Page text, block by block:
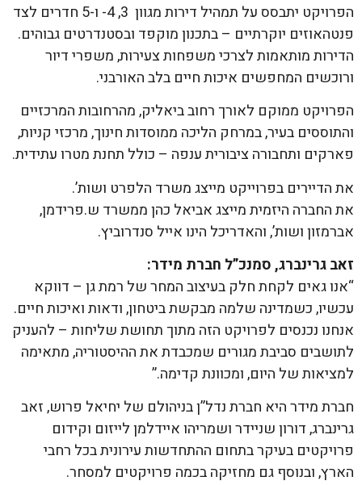
הפרויקט יתבסס על תמהיל דירות מגוון 3, 4- ו-5 חדרים לצד
פנטהאוזים יוקרתיים – בתכנון מוקפד ובסטנדרטים גבוהים.
הדירות מותאמות לצרכי משפחות צעירות, משפרי דיור
ורוכשים המחפשים איכות חיים בלב האורבני.
הפרויקט ממוקם לאורך רחוב ביאליק, מהרחובות המרכזיים
והתוססים בעיר, במרחק הליכה ממוסדות חינוך, מרכזי קניות,
פארקים ותחבורה ציבורית ענפה – כולל תחנת מטרו עתידית.
את הדיירים בפרוייקט מייצג משרד הלפרט ושות’.
את החברה היזמית מייצג אביאל כהן ממשרד ש.פרידמן,
אברמזון ושות’, והאדריכל הינו אייל סנדרוביץ.
זאב גרינברג, סמנכ”ל חברת מידר:
“אנו גאים לקחת חלק בעיצוב המחר של רמת גן – דווקא
עכשיו, כשמדינה שלמה מבקשת ביטחון, ודאות ואיכות חיים.
אנחנו נכנסים לפרויקט הזה מתוך תחושת שליחות – להעניק
לתושבים סביבת מגורים שמכבדת את ההיסטוריה, מתאימה
למציאות של היום, ומכוונת קדימה.”
חברת מידר היא חברת נדל”ן בניהולם של יחיאל פרוש, זאב
גרינברג, דורון שניידר ושמריהו איידלמן לייזום וקידום
פרויקטים בעיקר בתחום ההתחדשות עירונית בכל רחבי
הארץ, ובנוסף גם מחזיקה בכמה פרויקטים למסחר.